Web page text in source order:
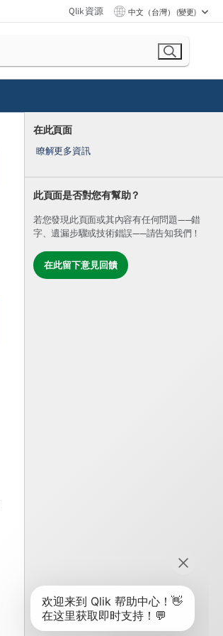
Qlik 資源 中文（台灣） (變更)
在此頁面
瞭解更多資訊
此頁面是否對您有幫助？
若您發現此頁面或其內容有任何問題——錯
字、遺漏步驟或技術錯誤——請告知我們！
在此留下意見回饋